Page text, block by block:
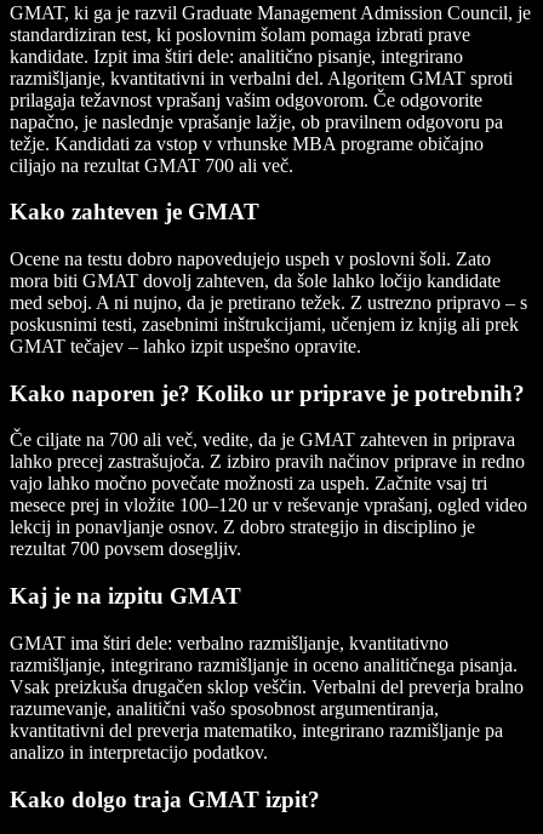
GMAT, ki ga je razvil Graduate Management Admission Council, je
standardiziran test, ki poslovnim šolam pomaga izbrati prave
kandidate. Izpit ima štiri dele: analitično pisanje, integrirano
razmišljanje, kvantitativni in verbalni del. Algoritem GMAT sproti
prilagaja težavnost vprašanj vašim odgovorom. Če odgovorite
napačno, je naslednje vprašanje lažje, ob pravilnem odgovoru pa
težje. Kandidati za vstop v vrhunske MBA programe običajno
ciljajo na rezultat GMAT 700 ali več.
Kako zahteven je GMAT
Ocene na testu dobro napovedujejo uspeh v poslovni šoli. Zato
mora biti GMAT dovolj zahteven, da šole lahko ločijo kandidate
med seboj. A ni nujno, da je pretirano težek. Z ustrezno pripravo – s
poskusnimi testi, zasebnimi inštrukcijami, učenjem iz knjig ali prek
GMAT tečajev – lahko izpit uspešno opravite.
Kako naporen je? Koliko ur priprave je potrebnih?
Če ciljate na 700 ali več, vedite, da je GMAT zahteven in priprava
lahko precej zastrašujoča. Z izbiro pravih načinov priprave in redno
vajo lahko močno povečate možnosti za uspeh. Začnite vsaj tri
mesece prej in vložite 100–120 ur v reševanje vprašanj, ogled video
lekcij in ponavljanje osnov. Z dobro strategijo in disciplino je
rezultat 700 povsem dosegljiv.
Kaj je na izpitu GMAT
GMAT ima štiri dele: verbalno razmišljanje, kvantitativno
razmišljanje, integrirano razmišljanje in oceno analitičnega pisanja.
Vsak preizkuša drugačen sklop veščin. Verbalni del preverja bralno
razumevanje, analitični vašo sposobnost argumentiranja,
kvantitativni del preverja matematiko, integrirano razmišljanje pa
analizo in interpretacijo podatkov.
Kako dolgo traja GMAT izpit?